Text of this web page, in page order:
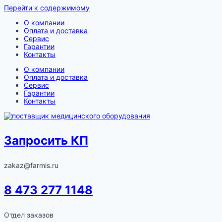
Перейти к содержимому
О компании
Оплата и доставка
Сервис
Гарантии
Контакты
О компании
Оплата и доставка
Сервис
Гарантии
Контакты
Запросить КП
zakaz@farmis.ru
8 473 277 1148
Отдел заказов